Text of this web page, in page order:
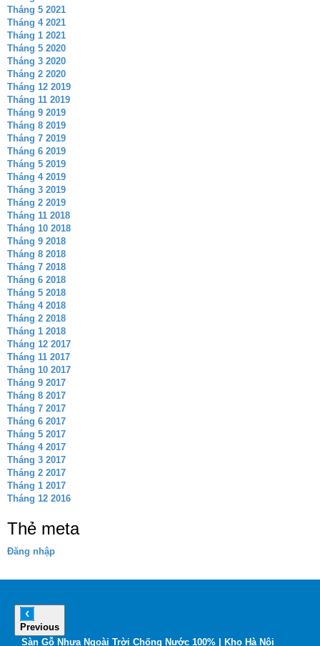
Tháng 5 2021
Tháng 4 2021
Tháng 1 2021
Tháng 5 2020
Tháng 3 2020
Tháng 2 2020
Tháng 12 2019
Tháng 11 2019
Tháng 9 2019
Tháng 8 2019
Tháng 7 2019
Tháng 6 2019
Tháng 5 2019
Tháng 4 2019
Tháng 3 2019
Tháng 2 2019
Tháng 11 2018
Tháng 10 2018
Tháng 9 2018
Tháng 8 2018
Tháng 7 2018
Tháng 6 2018
Tháng 5 2018
Tháng 4 2018
Tháng 2 2018
Tháng 1 2018
Tháng 12 2017
Tháng 11 2017
Tháng 10 2017
Tháng 9 2017
Tháng 8 2017
Tháng 7 2017
Tháng 6 2017
Tháng 5 2017
Tháng 4 2017
Tháng 3 2017
Tháng 2 2017
Tháng 1 2017
Tháng 12 2016
Thẻ meta
Đăng nhập
Previous
Sàn Gỗ Nhựa Ngoài Trời Chống Nước 100% | Kho Hà Nội